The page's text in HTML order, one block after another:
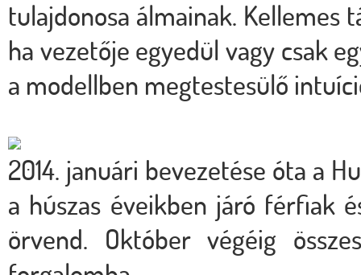
tulajdonosa álmainak. Kellemes
ha vezetője egyedül vagy csak
a modellben megtestesülő
2014. januári bevezetése óta a
a húszas éveikben járó férfiak
örvend. Október végéig